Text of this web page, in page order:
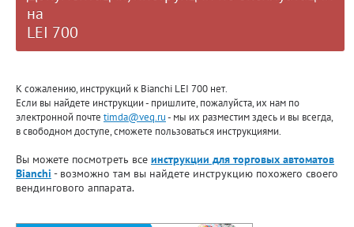
на
LEI 700
К сожалению, инструкций к Bianchi LEI 700 нет.
Если вы найдете инструкции - пришлите, пожалуйста, их нам по
электронной почте timda@veq.ru- мы их разместим здесь и вы всегда,
в свободном доступе, сможете пользоваться инструкциями.
Вы можете посмотреть все инструкции для торговых автоматов
Bianchi - возможно там вы найдете инструкцию похожего своего
вендингового аппарата.